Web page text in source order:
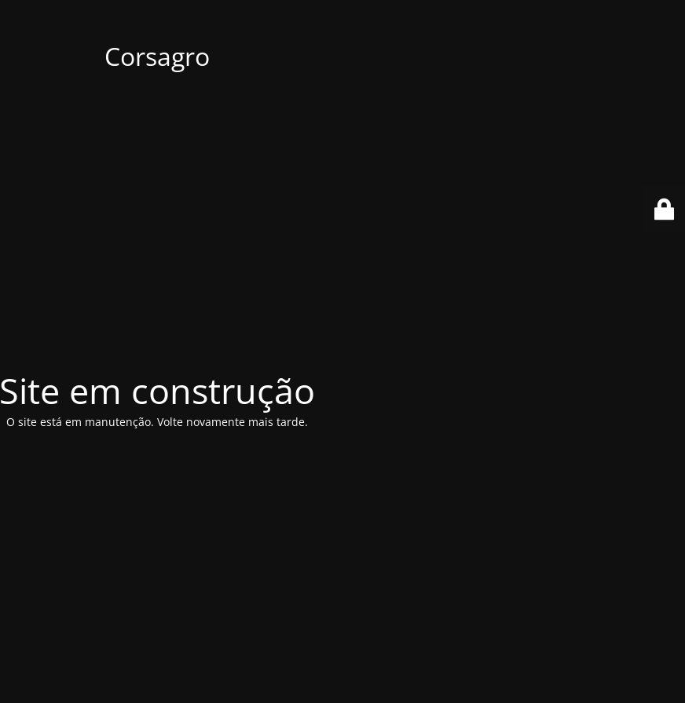
Corsagro
Site em construção
O site está em manutenção. Volte novamente mais tarde.